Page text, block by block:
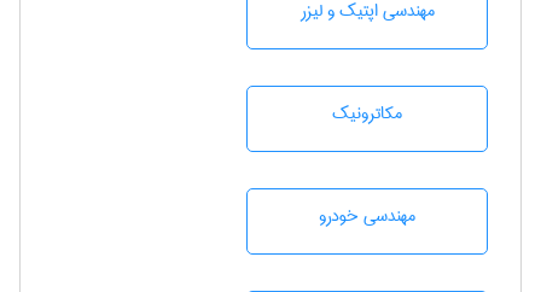
مهندسی اپتیک و لیزر
مکاترونیک
مهندسی خودرو